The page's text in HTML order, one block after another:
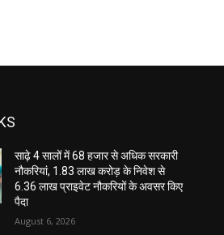
साढ़े 4 सालों में 68 हजार से अधिक सरकारी
नौकरियां, 1.83 लाख करोड़ के निवेश से
6.36 लाख प्राइवेट नौकरियों के अवसर किए
पैदा
August 6, 2026